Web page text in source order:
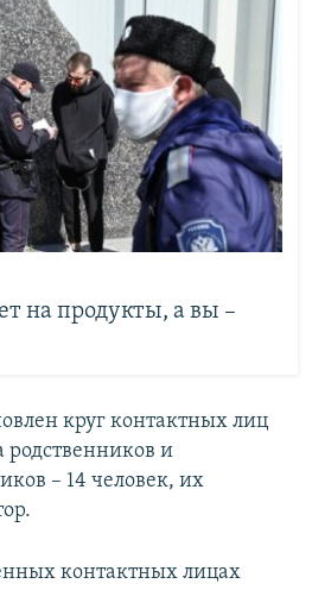
на продукты, а вы –
круг контактных лиц
родственников и
– 14 человек, их
контактных лицах